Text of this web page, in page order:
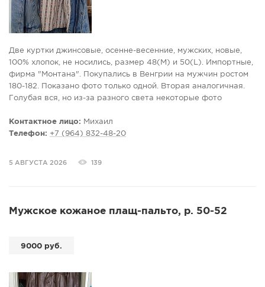
Две куртки джинсовые, осенне-весенние, мужских, новые,
100% хлопок, не носились, размер 48(М) и 50(L). Импортные,
фирма "Монтана". Покупались в Венгрии на мужчин ростом
180-182. Показано фото только одной. Вторая аналогичная.
Голубая вся, но из-за разного света некоторые фото
Два боковых кармана и один внутренний.
Контактное лицо: Михаил
Телефон: +7 (964) 832-48-20
5 АВГУСТА 2026 139
Мужское кожаное плащ-пальто, р. 50-52
9000 руб.